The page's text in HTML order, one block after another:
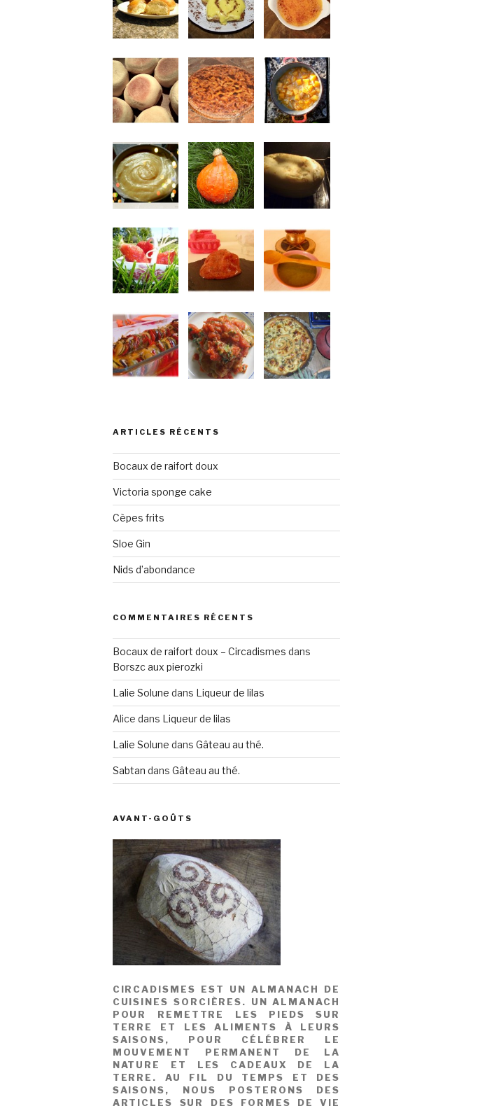
ARTICLES RÉCENTS
Bocaux de raifort doux
Victoria sponge cake
Cèpes frits
Sloe Gin
Nids d’abondance
COMMENTAIRES RÉCENTS
Bocaux de raifort doux – Circadismes dans
Borszc aux pierozki
Lalie Solune dans Liqueur de lilas
Alice dans Liqueur de lilas
Lalie Solune dans Gâteau au thé.
Sabtan dans Gâteau au thé.
AVANT-GOÛTS
CIRCADISMES EST UN ALMANACH DE
CUISINES SORCIÈRES. UN ALMANACH
POUR REMETTRE LES PIEDS SUR
TERRE ET LES ALIMENTS À LEURS
SAISONS, POUR CÉLÉBRER LE
MOUVEMENT PERMANENT DE LA
NATURE ET LES CADEAUX DE LA
TERRE. AU FIL DU TEMPS ET DES
SAISONS, NOUS POSTERONS DES
ARTICLES SUR DES FORMES DE VIE